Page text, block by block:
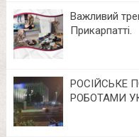
Важливий
Прикарпатті.
РОСІЙСЬКЕ
РОБОТАМИ